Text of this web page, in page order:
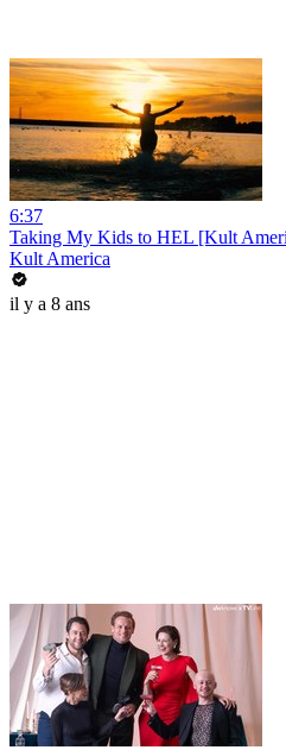
6:37
Taking My Kids to HEL [Kult
Kult America
il y a 8 ans